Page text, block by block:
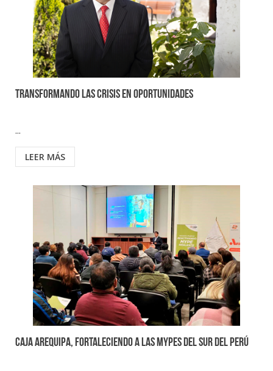
Transformando las crisis en oportunidades
...
LEER MÁS
CAJA AREQUIPA, FORTALECIENDO A LAS MYPES DEL SUR DEL PERÚ